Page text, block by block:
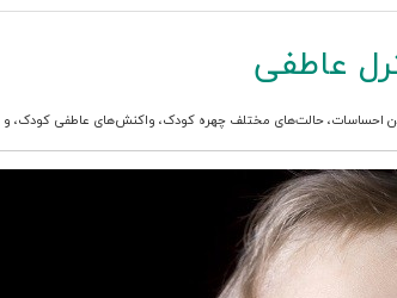
عاطفی
احساسات، حالت‌های مختلف چهره کودک، واکنش‌های عاطفی کودک، و